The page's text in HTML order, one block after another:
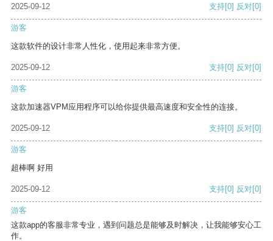
2025-09-12
支持[0] 反对[0]
游客
这款软件的设计非常人性化，使用起来非常方便。
2025-09-12 支持[0] 反对[0]
游客
这款加速器VPM应用程序可以给你提供最高速度和安全性的连接。
2025-09-12 支持[0] 反对[0]
游客
超棒啊 好用
2025-09-12 支持[0] 反对[0]
游客
这款app的客服非常专业，遇到问题总是能够及时解决，让我能够安心工
作。